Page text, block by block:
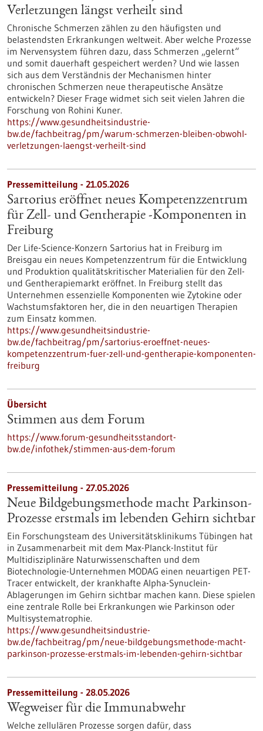
Verletzungen längst verheilt sind
Chronische Schmerzen zählen zu den häufigsten und
belastendsten Erkrankungen weltweit. Aber welche Prozesse
im Nervensystem führen dazu, dass Schmerzen „gelernt“
und somit dauerhaft gespeichert werden? Und wie lassen
sich aus dem Verständnis der Mechanismen hinter
chronischen Schmerzen neue therapeutische Ansätze
entwickeln? Dieser Frage widmet sich seit vielen Jahren die
Forschung von Rohini Kuner.
https://www.gesundheitsindustrie-
bw.de/fachbeitrag/pm/warum-schmerzen-bleiben-obwohl-
verletzungen-laengst-verheilt-sind
Pressemitteilung - 21.05.2026
Sartorius eröffnet neues Kompetenzzentrum
für Zell- und Gentherapie ‑Komponenten in
Freiburg
Der Life-Science-Konzern Sartorius hat in Freiburg im
Breisgau ein neues Kompetenzzentrum für die Entwicklung
und Produktion qualitätskritischer Materialien für den Zell-
und Gentherapiemarkt eröffnet. In Freiburg stellt das
Unternehmen essenzielle Komponenten wie Zytokine oder
Wachstumsfaktoren her, die in den neuartigen Therapien
zum Einsatz kommen.
https://www.gesundheitsindustrie-
bw.de/fachbeitrag/pm/sartorius-eroeffnet-neues-
kompetenzzentrum-fuer-zell-und-gentherapie-komponenten-
freiburg
Übersicht
Stimmen aus dem Forum
https://www.forum-gesundheitsstandort-
bw.de/infothek/stimmen-aus-dem-forum
Pressemitteilung - 27.05.2026
Neue Bildgebungsmethode macht Parkinson-
Prozesse erstmals im lebenden Gehirn sichtbar
Ein Forschungsteam des Universitätsklinikums Tübingen hat
in Zusammenarbeit mit dem Max-Planck-Institut für
Multidisziplinäre Naturwissenschaften und dem
Biotechnologie-Unternehmen MODAG einen neuartigen PET-
Tracer entwickelt, der krankhafte Alpha-Synuclein-
Ablagerungen im Gehirn sichtbar machen kann. Diese spielen
eine zentrale Rolle bei Erkrankungen wie Parkinson oder
Multisystematrophie.
https://www.gesundheitsindustrie-
bw.de/fachbeitrag/pm/neue-bildgebungsmethode-macht-
parkinson-prozesse-erstmals-im-lebenden-gehirn-sichtbar
Pressemitteilung - 28.05.2026
Wegweiser für die Immunabwehr
Welche zellulären Prozesse sorgen dafür, dass